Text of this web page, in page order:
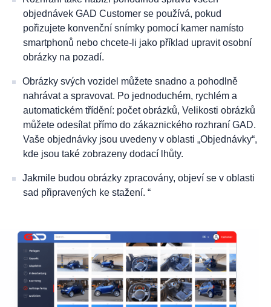
objednávek GAD Customer se používá, pokud
pořizujete konvenční snímky pomocí kamer namísto
smartphonů nebo chcete-li jako příklad upravit osobní
obrázky na pozadí.
Obrázky svých vozidel můžete snadno a pohodlně
nahrávat a spravovat. Po jednoduchém, rychlém a
automatickém třídění: počet obrázků, Velikosti obrázků
můžete odesílat přímo do zákaznického rozhraní GAD.
Vaše objednávky jsou uvedeny v oblasti „Objednávky“,
kde jsou také zobrazeny dodací lhůty.
Jakmile budou obrázky zpracovány, objeví se v oblasti
sad připravených ke stažení. “